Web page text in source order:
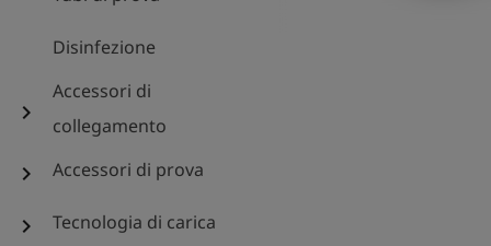
Disinfezione
chevron_right
Accessori di
collegamento
chevron_right Accessori di prova
chevron_right Tecnologia di carica